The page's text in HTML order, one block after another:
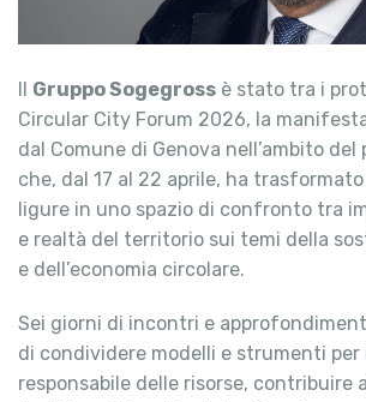
Il Gruppo Sogegross è stato tra i
Circular City Forum 2026, la
dal Comune di Genova nell’ambito
che, dal 17 al 22 aprile, ha
ligure in uno spazio di confronto tra
e realtà del territorio sui temi della
e dell’economia circolare.
Sei giorni di incontri e
di condividere modelli e strumenti per
responsabile delle risorse, contribuire